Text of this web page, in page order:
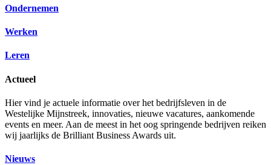
Ondernemen
Werken
Leren
Actueel
Hier vind je actuele informatie over het bedrijfsleven in de
Westelijke Mijnstreek, innovaties, nieuwe vacatures, aankomende
events en meer. Aan de meest in het oog springende bedrijven reiken
wij jaarlijks de Brilliant Business Awards uit.
Nieuws